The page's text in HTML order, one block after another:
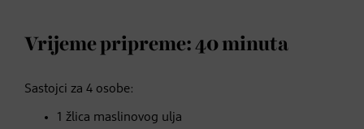
Vrijeme pripreme: 40 minuta
Sastojci za 4 osobe:
1 žlica maslinovog ulja